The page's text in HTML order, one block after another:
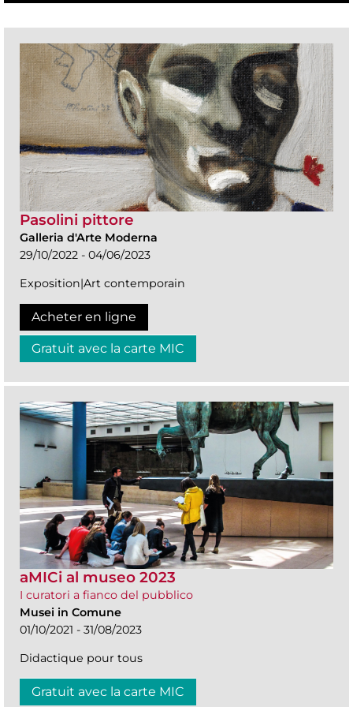
Pasolini pittore
Galleria d'Arte Moderna
29/10/2022 - 04/06/2023
Exposition|Art contemporain
Acheter en ligne
Gratuit avec la carte MIC
aMICi al museo 2023
I curatori a fianco del pubblico
Musei in Comune
01/10/2021 - 31/08/2023
Didactique pour tous
Gratuit avec la carte MIC